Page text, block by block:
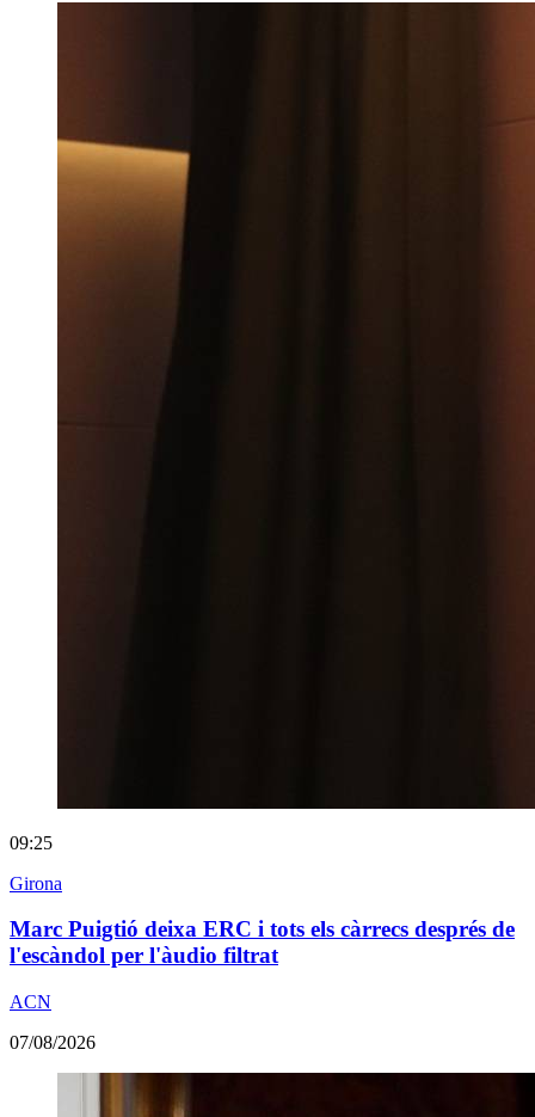
09:25
Girona
Marc Puigtió deixa ERC i tots els càrrecs després de
l'escàndol per l'àudio filtrat
ACN
07/08/2026